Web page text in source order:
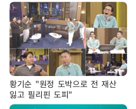
황기순 "원정 도박으로 전 재산
잃고 필리핀 도피"